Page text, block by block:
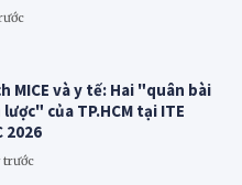
MICE và y tế: Hai "quân bài
của TP.HCM tại ITE
2026
trước